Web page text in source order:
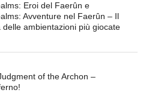
Eroi del Faerûn e
Avventure nel Faerûn – Il
delle ambientazioni più giocate
of the Archon –